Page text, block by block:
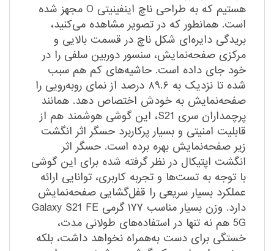
هستیم که به طراحی ناچ اینفینیتی O مجهز شده
است. همانطور که در تصویر مشاهده می‌کنید،
بریدگی دایره‌ای شکل ناچ در قسمت بالایی و
مرکزی صفحه‌نمایش، سنسور دوربین سلفی را در
خود جای داده است. حاشیه‌های کم هم سبب
شده تا نزدیک به ۸۹.۶ درصد از نمای رو‌به‌رویی را
صفحه‌نمایش به خودش اختصاص دهد. همانند
پرچمداران سری S21، این گوشی هوشمند هم از
قابلیت امنیتی و بسیار پرکاربرد حسگر اثر انگشت
زیر صفحه‌نمایش بهره برده است. حسگر اثر
انگشت اپتیکال در نظر گرفته شده برای این گوشی
با توجه به تست‌ها و تجربه کاربری، توانایی ارائه
عملکرد بسیار سریعی را قفل‌گشایی صفحه‌نمایش
دارد. وزن بسیار مناسب ۱۷۷ گرمی Galaxy S21 FE
5G هم نه تنها در استفاده‌های طولانی مدت،
خستگی برای دست به‌همراه نخواهد داشت، بلکه